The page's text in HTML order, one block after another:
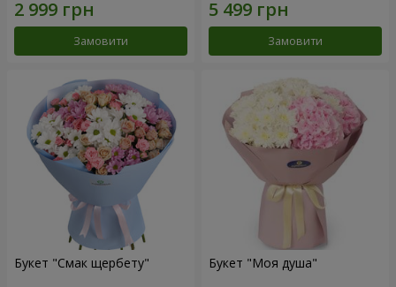
Замовити Замовити
Букет "Смак щербету" Букет "Моя душа"